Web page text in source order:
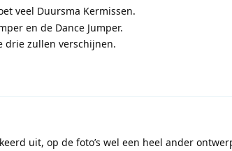
veel Duursma Kermissen.
en de Dance Jumper.
drie zullen verschijnen.
uit, op de foto’s wel een heel ander